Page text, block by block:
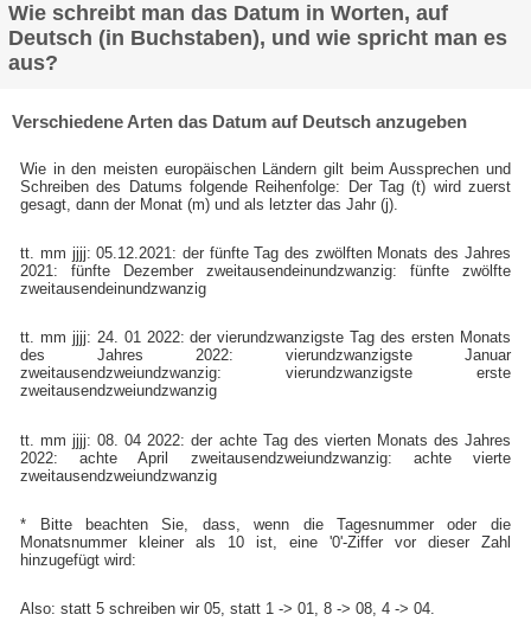
Wie schreibt man das Datum in Worten, auf
Deutsch (in Buchstaben), und wie spricht man es
aus?
Verschiedene Arten das Datum auf Deutsch anzugeben
Wie in den meisten europäischen Ländern gilt beim Aussprechen und
Schreiben des Datums folgende Reihenfolge: Der Tag (t) wird zuerst
gesagt, dann der Monat (m) und als letzter das Jahr (j).
tt. mm jjjj: 05.12.2021: der fünfte Tag des zwölften Monats des Jahres
2021: fünfte Dezember zweitausendeinundzwanzig: fünfte zwölfte
zweitausendeinundzwanzig
tt. mm jjjj: 24. 01 2022: der vierundzwanzigste Tag des ersten Monats
des Jahres 2022: vierundzwanzigste Januar
zweitausendzweiundzwanzig: vierundzwanzigste erste
zweitausendzweiundzwanzig
tt. mm jjjj: 08. 04 2022: der achte Tag des vierten Monats des Jahres
2022: achte April zweitausendzweiundzwanzig: achte vierte
zweitausendzweiundzwanzig
* Bitte beachten Sie, dass, wenn die Tagesnummer oder die
Monatsnummer kleiner als 10 ist, eine '0'-Ziffer vor dieser Zahl
hinzugefügt wird:
Also: statt 5 schreiben wir 05, statt 1 -> 01, 8 -> 08, 4 -> 04.